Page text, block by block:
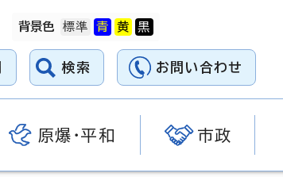
背景色
検索 お問い合わせ
原爆・平和 市政